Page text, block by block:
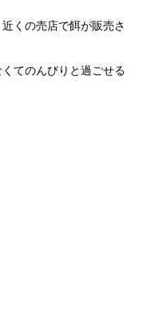
くの売店で餌が販売さ
てのんびりと過ごせる